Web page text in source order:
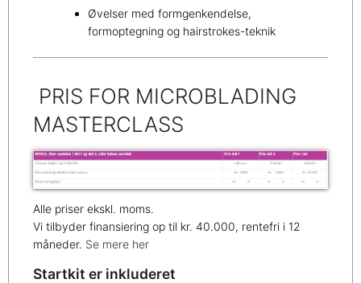
Øvelser med formgenkendelse,
formoptegning og hairstrokes-teknik
PRIS FOR MICROBLADING
MASTERCLASS
Alle priser ekskl. moms.
Vi tilbyder finansiering op til kr. 40.000, rentefri i 12
måneder. Se mere her
Startkit er inkluderet